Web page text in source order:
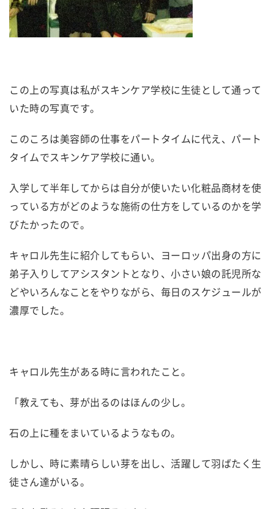
この上の写真は私がスキンケア学校に生徒として通って
いた時の写真です。
このころは美容師の仕事をパートタイムに代え、パート
タイムでスキンケア学校に通い。
入学して半年してからは自分が使いたい化粧品商材を使
っている方がどのような施術の仕方をしているのかを学
びたかったので。
キャロル先生に紹介してもらい、ヨーロッパ出身の方に
弟子入りしてアシスタントとなり、小さい娘の託児所な
どやいろんなことをやりながら、毎日のスケジュールが
濃厚でした。
キャロル先生がある時に言われたこと。
「教えても、芽が出るのはほんの少し。
石の上に種をまいているようなもの。
しかし、時に素晴らしい芽を出し、活躍して羽ばたく生
徒さん達がいる。